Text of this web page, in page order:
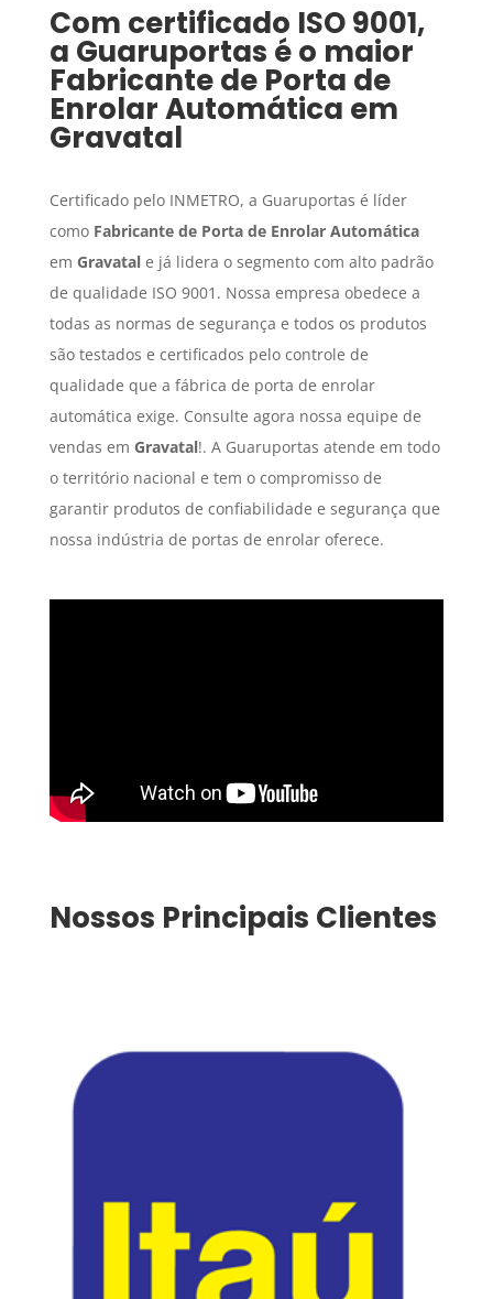
Com certificado ISO 9001,
a Guaruportas é o maior
Fabricante de Porta de
Enrolar Automática em
Gravatal
Certificado pelo INMETRO, a Guaruportas é líder
como Fabricante de Porta de Enrolar Automática
em Gravatale já lidera o segmento com alto padrão
de qualidade ISO 9001. Nossa empresa obedece a
todas as normas de segurança e todos os produtos
são testados e certificados pelo controle de
qualidade que a fábrica de porta de enrolar
automática exige. Consulte agora nossa equipe de
vendas em Gravatal!. A Guaruportas atende em todo
o território nacional e tem o compromisso de
garantir produtos de confiabilidade e segurança que
nossa indústria de portas de enrolar oferece.
Nossos Principais Clientes